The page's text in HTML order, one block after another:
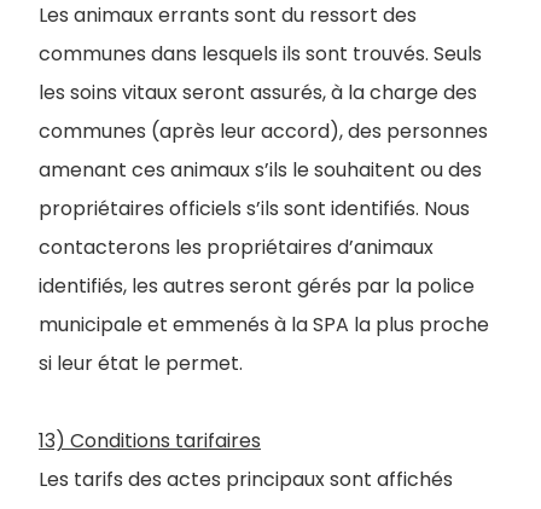
Les animaux errants sont du ressort des
communes dans lesquels ils sont trouvés. Seuls
les soins vitaux seront assurés, à la charge des
communes (après leur accord), des personnes
amenant ces animaux s’ils le souhaitent ou des
propriétaires officiels s’ils sont identifiés. Nous
contacterons les propriétaires d’animaux
identifiés, les autres seront gérés par la police
municipale et emmenés à la SPA la plus proche
si leur état le permet.
13) Conditions tarifaires
Les tarifs des actes principaux sont affichés